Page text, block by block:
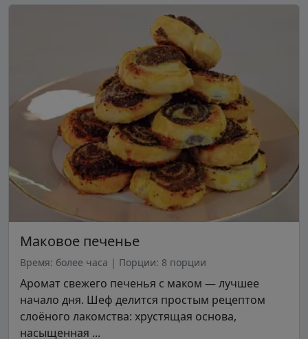
Маковое печенье
Время: более часа | Порции: 8 порции
Аромат свежего печенья с маком — лучшее
начало дня. Шеф делится простым рецептом
слоёного лакомства: хрустящая основа,
насыщенная ...